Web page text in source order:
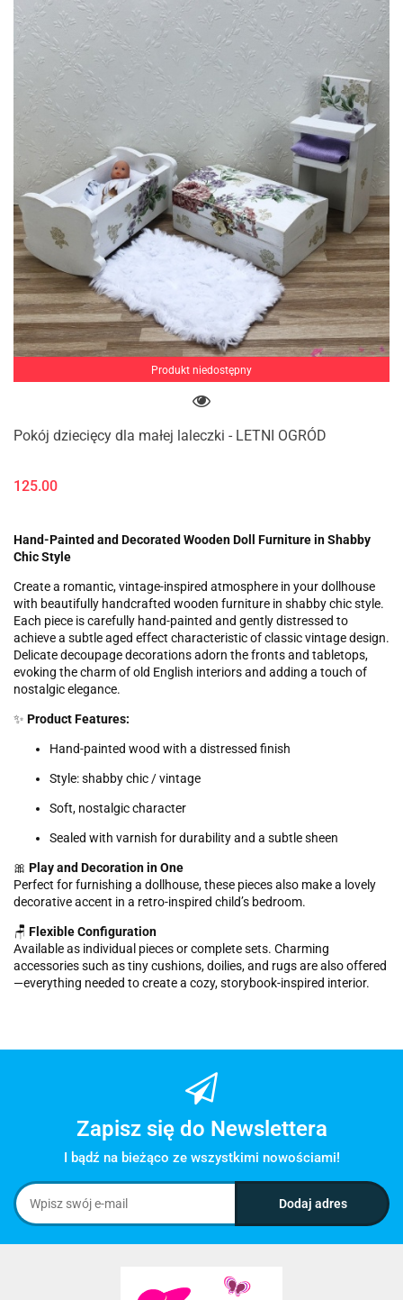
Produkt niedostępny
Pokój dziecięcy dla małej laleczki - LETNI OGRÓD
125.00
Hand-Painted and Decorated Wooden Doll Furniture in Shabby
Chic Style
Create a romantic, vintage-inspired atmosphere in your dollhouse
with beautifully handcrafted wooden furniture in shabby chic style.
Each piece is carefully hand-painted and gently distressed to
achieve a subtle aged effect characteristic of classic vintage design.
Delicate decoupage decorations adorn the fronts and tabletops,
evoking the charm of old English interiors and adding a touch of
nostalgic elegance.
✨ Product Features:
Hand-painted wood with a distressed finish
Style: shabby chic / vintage
Soft, nostalgic character
Sealed with varnish for durability and a subtle sheen
🎀 Play and Decoration in One
Perfect for furnishing a dollhouse, these pieces also make a lovely
decorative accent in a retro-inspired child’s bedroom.
🪑 Flexible Configuration
Available as individual pieces or complete sets. Charming
accessories such as tiny cushions, doilies, and rugs are also offered
—everything needed to create a cozy, storybook-inspired interior.
Zapisz się do Newslettera
I bądź na bieżąco ze wszystkimi nowościami!